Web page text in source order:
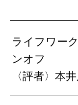
ライフワー
ンオフ
〈評者〉本